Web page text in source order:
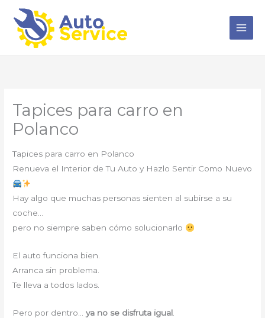
contenido
Tapices para carro en
Polanco
Tapices para carro en Polanco
Renueva el Interior de Tu Auto y Hazlo Sentir Como Nuevo
Hay algo que muchas personas sienten al subirse a su
coche…
pero no siempre saben cómo solucionarlo
El auto funciona bien.
Arranca sin problema.
Te lleva a todos lados.
Pero por dentro…ya no se disfruta igual